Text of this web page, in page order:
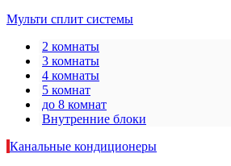
Мульти сплит системы
2 комнаты
3 комнаты
4 комнаты
5 комнат
до 8 комнат
Внутренние блоки
Канальные кондиционеры